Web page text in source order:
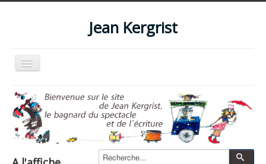
Jean Kergrist
Basculer
la
Accueil
Qui suis-je ?
Le blog